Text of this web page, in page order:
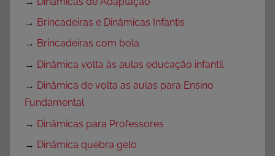
→ Brincadeiras e Dinâmicas Infantis
→ Brincadeiras com bola
→ Dinâmica volta às aulas educação infantil
→ Dinâmica de volta as aulas para Ensino
Fundamental
→ Dinâmicas para Professores
→ Dinâmica quebra gelo